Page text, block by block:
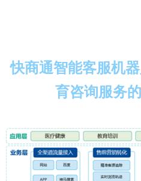
快商通智能客服机
育咨询服务